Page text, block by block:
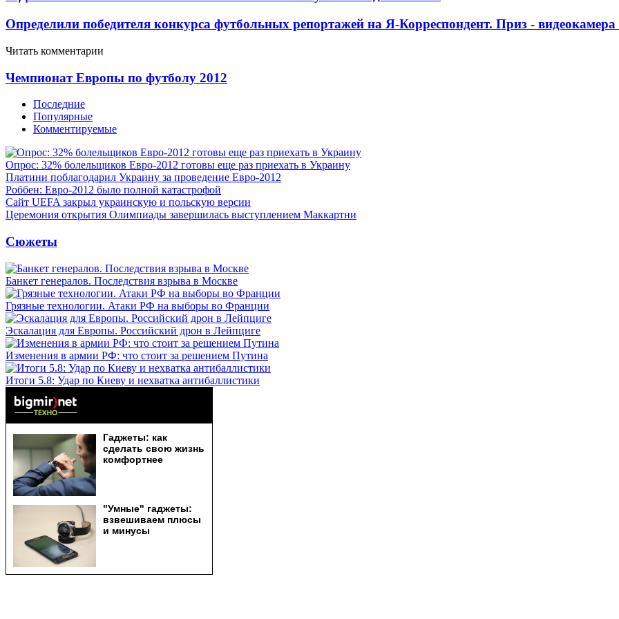
Определили победителя конкурса футбольных репортажей на Я-Корреспондент. Приз - видеокамера
Читать комментарии
Чемпионат Европы по футболу 2012
Последние
Популярные
Комментируемые
Опрос: 32% болельщиков Евро-2012 готовы еще раз приехать в Украину
Платини поблагодарил Украину за проведение Евро-2012
Роббен: Евро-2012 было полной катастрофой
Сайт UEFA закрыл украинскую и польскую версии
Церемония открытия Олимпиады завершилась выступлением Маккартни
Сюжеты
Банкет генералов. Последствия взрыва в Москве
Грязные технологии. Атаки РФ на выборы во Франции
Эскалация для Европы. Российский дрон в Лейпциге
Изменения в армии РФ: что стоит за решением Путина
Итоги 5.8: Удар по Киеву и нехватка антибаллистики